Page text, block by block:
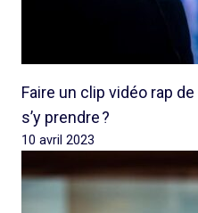
Faire un clip vidéo rap
s’y prendre ?
10 avril 2023